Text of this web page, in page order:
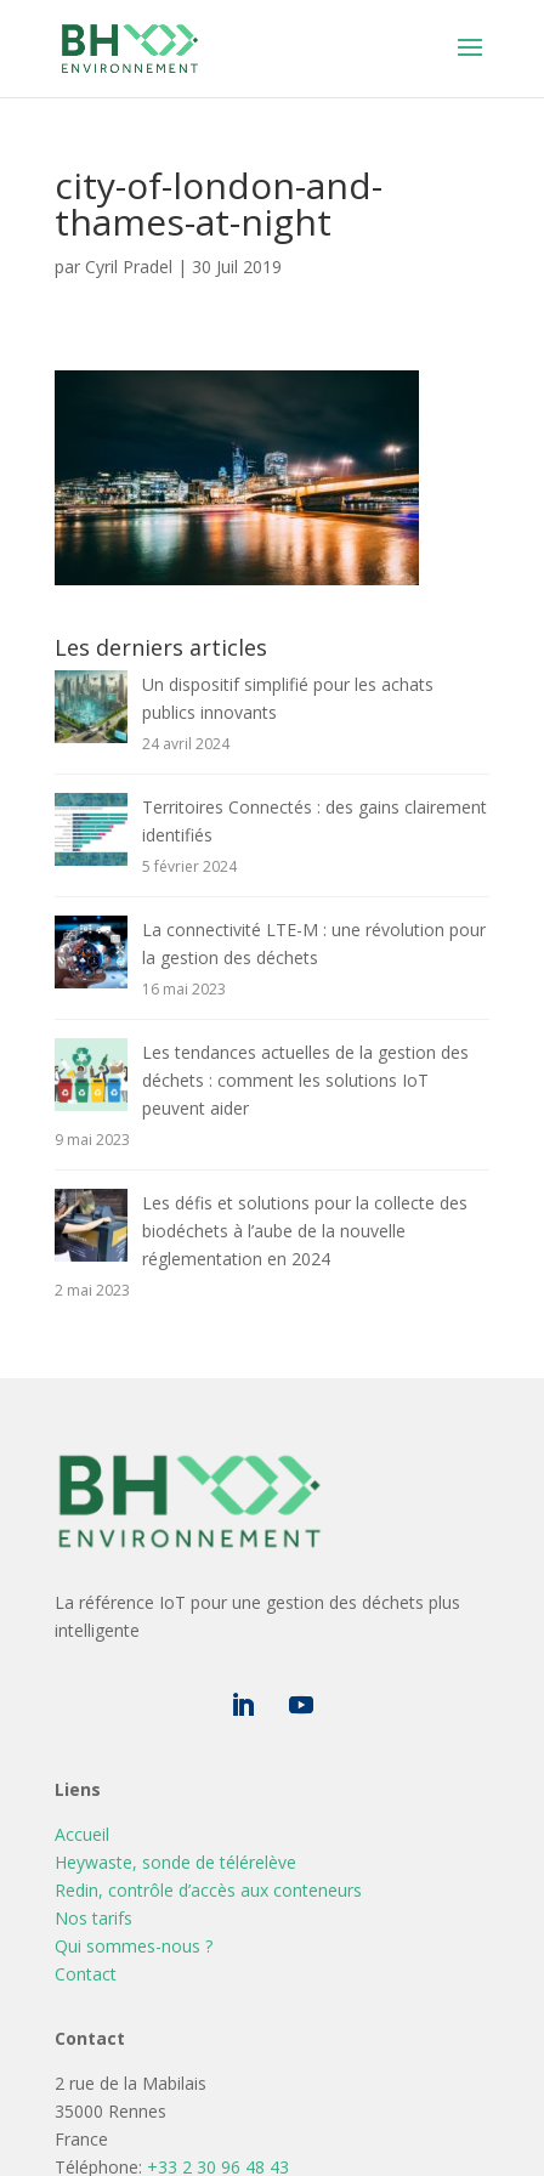
city-of-london-and-
thames-at-night
par Cyril Pradel | 30 Juil 2019
Les derniers articles
Un dispositif simplifié pour les achats
publics innovants
24 avril 2024
Territoires Connectés : des gains clairement
identifiés
5 février 2024
La connectivité LTE-M : une révolution pour
la gestion des déchets
16 mai 2023
Les tendances actuelles de la gestion des
déchets : comment les solutions IoT
peuvent aider
9 mai 2023
Les défis et solutions pour la collecte des
biodéchets à l’aube de la nouvelle
réglementation en 2024
2 mai 2023
La référence IoT pour une gestion des déchets plus
intelligente
Liens
Accueil
Heywaste, sonde de télérelève
Redin, contrôle d’accès aux conteneurs
Nos tarifs
Qui sommes-nous ?
Contact
Contact
2 rue de la Mabilais
35000 Rennes
France
Téléphone: +33 2 30 96 48 43